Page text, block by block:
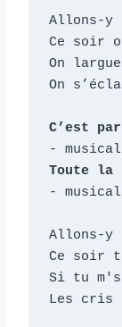
Allons-y
Ce soir
On
On
C’est
Toute
-
Allons-y
Ce soir
Si tu
Les cris